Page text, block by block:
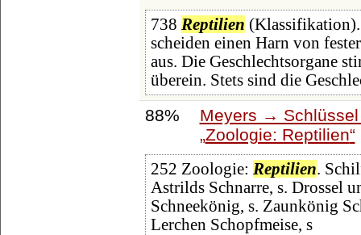
738 Reptilien (Klassifikation).
scheiden einen Harn von
aus. Die Geschlechtsorgane
überein. Stets sind die
88%
Meyers →
Zoologie: Reptilien
252 Zoologie: Reptilien.
Astrilds Schnarre, s. Drossel
Schneekönig, s. Zaunkönig
Lerchen Schopfmeise, s